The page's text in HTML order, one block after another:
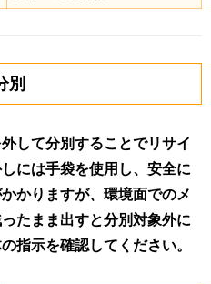
別
して分別することでリサイ
には手袋を使用し、安全に
かりますが、環境面でのメ
たまま出すと分別対象外に
指示を確認してください。